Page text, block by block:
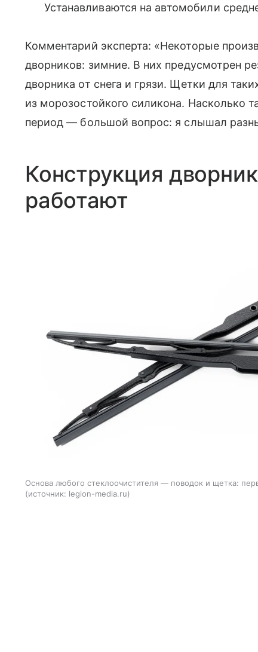
Устанавливаются на автомобили
Комментарий эксперта: «Некоторые
дворников: зимние. В них предусмотрен
дворника от снега и грязи. Щетки для
из морозостойкого силикона. Насколько
период — большой вопрос: я слышал
Конструкция
работают
Основа любого стеклоочистителя — поводок и щетка:
источник: legion-media.ru